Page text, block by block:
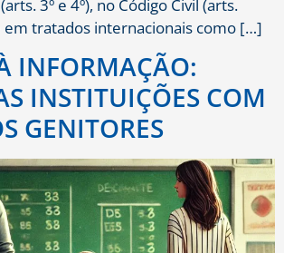
3º e 4º), no Código Civil (arts.
em tratados internacionais como […]
INFORMAÇÃO:
INSTITUIÇÕES COM
GENITORES